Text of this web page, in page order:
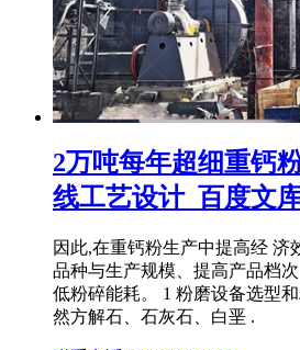
2万吨每年超细重钙
线工艺设计_百度文
因此,在重钙粉生产中提高经 济
品种与生产规模、提高产品档
低粉碎能耗。 1 粉磨设备选型
然方解石、石灰石、白垩 .